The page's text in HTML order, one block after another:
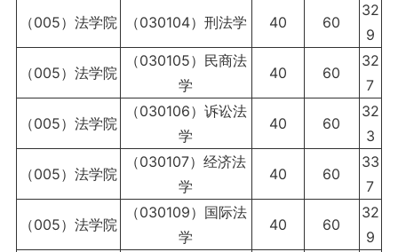
（005）法学院 （030104）刑法学 40 60
32
9
（005）法学院
（030105）民商法
学
40 60
32
7
（005）法学院
（030106）诉讼法
学
40 60
32
3
（005）法学院
（030107）经济法
学
40 60
33
7
（005）法学院
（030109）国际法
学
40 60
32
9